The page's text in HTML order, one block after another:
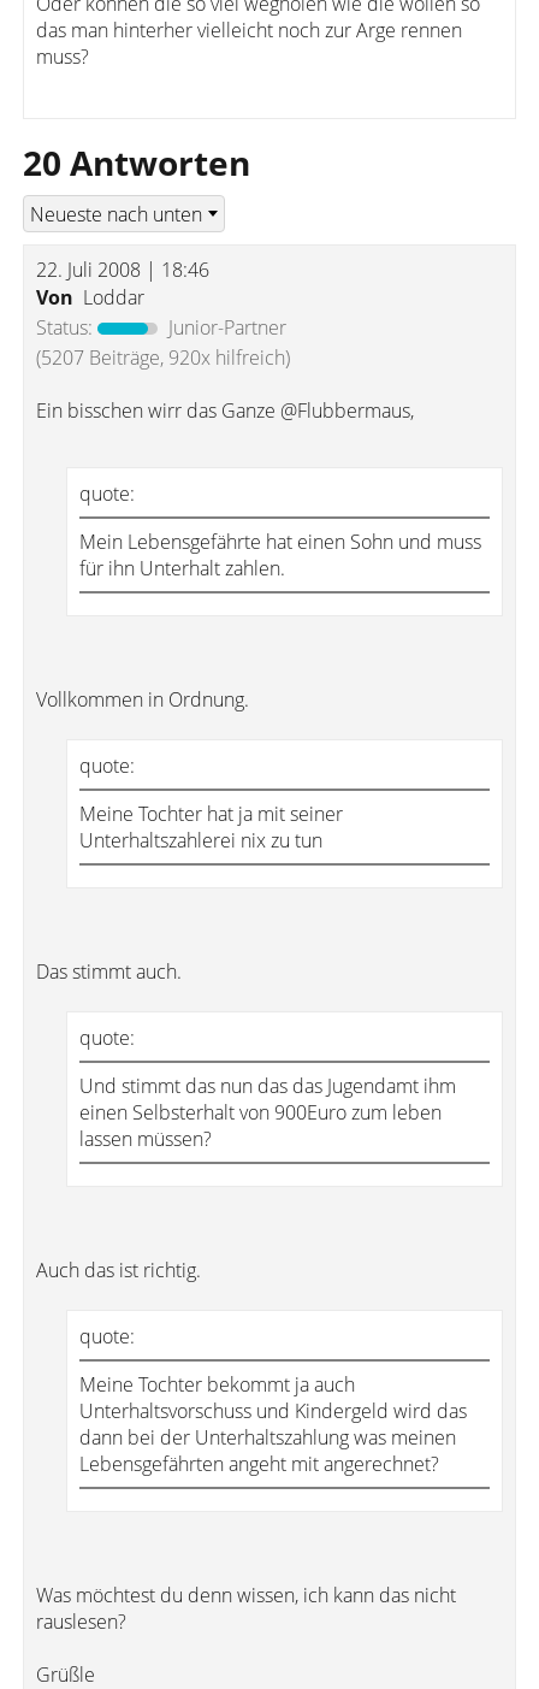
das man hinterher vielleicht noch zur Arge rennen
muss?
20 Antworten
22. Juli 2008 | 18:46
Von Loddar
Status:
Junior-Partner
(5207 Beiträge, 920x hilfreich)
Ein bisschen wirr das Ganze @Flubbermaus,
quote:
Mein Lebensgefährte hat einen Sohn und muss
für ihn Unterhalt zahlen.
Vollkommen in Ordnung.
quote:
Meine Tochter hat ja mit seiner
Unterhaltszahlerei nix zu tun
Das stimmt auch.
quote:
Und stimmt das nun das das Jugendamt ihm
einen Selbsterhalt von 900Euro zum leben
lassen müssen?
Auch das ist richtig.
quote:
Meine Tochter bekommt ja auch
Unterhaltsvorschuss und Kindergeld wird das
dann bei der Unterhaltszahlung was meinen
Lebensgefährten angeht mit angerechnet?
Was möchtest du denn wissen, ich kann das nicht
rauslesen?
Grüßle